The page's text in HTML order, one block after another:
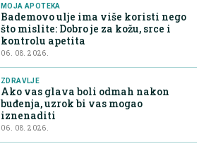
MOJA APOTEKA
Bademovo ulje ima više koristi nego
što mislite: Dobro je za kožu, srce i
kontrolu apetita
06. 08. 2026.
ZDRAVLJE
Ako vas glava boli odmah nakon
buđenja, uzrok bi vas mogao
iznenaditi
06. 08. 2026.